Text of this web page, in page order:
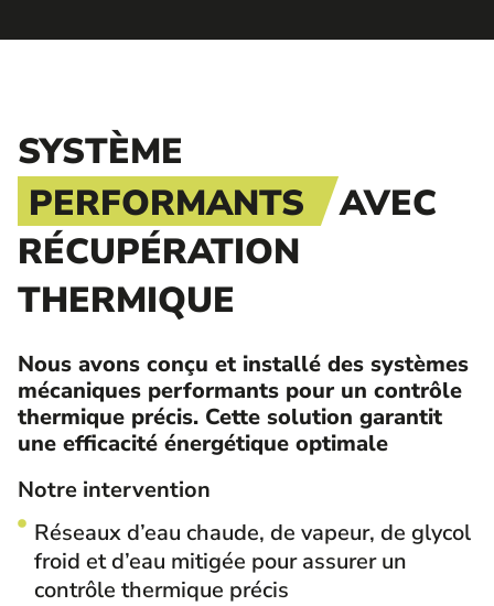
SYSTÈME
PERFORMANTS
AVEC
RÉCUPÉRATION
THERMIQUE
Nous avons conçu et installé des systèmes
mécaniques performants pour un contrôle
thermique précis. Cette solution garantit
une efficacité énergétique optimale
Notre intervention
Réseaux d’eau chaude, de vapeur, de glycol
froid et d’eau mitigée pour assurer un
contrôle thermique précis